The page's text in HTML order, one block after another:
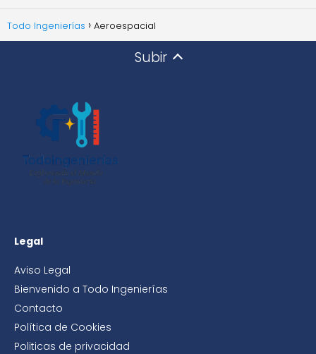
Todo Ingenierías Aeroespacial
Subir
Legal
Aviso Legal
Bienvenido a Todo Ingenierías
Contacto
Política de Cookies
Politicas de privacidad